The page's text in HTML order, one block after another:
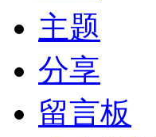
主题
分享
留言板